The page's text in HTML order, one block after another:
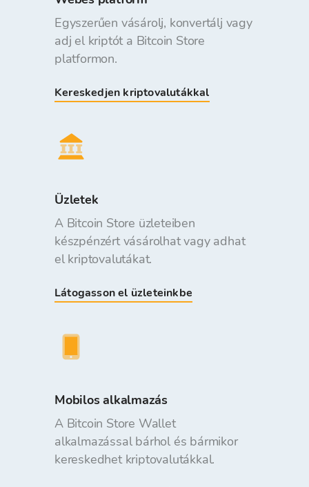
Egyszerűen vásárolj, konvertálj vagy
adj el kriptót a Bitcoin Store
platformon.
Kereskedjen kriptovalutákkal
Üzletek
A Bitcoin Store üzleteiben
készpénzért vásárolhat vagy adhat
el kriptovalutákat.
Látogasson el üzleteinkbe
Mobilos alkalmazás
A Bitcoin Store Wallet
alkalmazással bárhol és bármikor
kereskedhet kriptovalutákkal.